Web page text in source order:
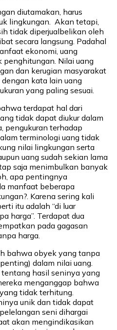
diutamakan, harus
lingkungan. Akan tetapi,
tidak diperjualbelikan oleh
secara langsung. Padahal
ekonomi, uang
penghitungan. Nilai uang
dan kerugian masyarakat
kata lain uang
yang paling sesuai.
terdapat hal dari
tidak dapat diukur dalam
pengukuran terhadap
terminologi uang tidak
nilai lingkungan serta
uang sudah sekian lama
saja menimbulkan banyak
apa pentingnya
manfaat beberapa
Karena sering kali
itu adalah “di luar
harga”. Terdapat dua
pada gagasan
harga.
bahwa obyek yang tanpa
dalam nilai uang.
hasil seninya yang
menganggap bahwa
tidak terhitung.
unik dan tidak dapat
seni dihargai
akan mengindikasikan